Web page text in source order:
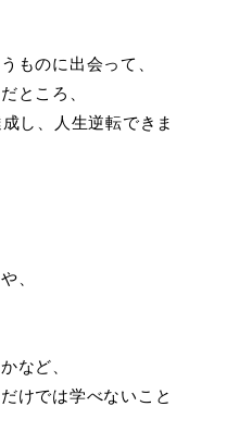
ものに出会って、
ところ、
し、人生逆転できま
、
など、
けでは学べないこと